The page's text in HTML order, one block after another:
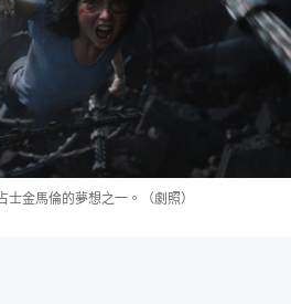
金馬倫的夢想之一。（劇照）